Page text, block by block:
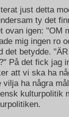
just detta
ty det
ovan igen: "OM
mig ingen ro
det betydde.
På det fick jag
att vi ska ha
ha några
kulturpolitik